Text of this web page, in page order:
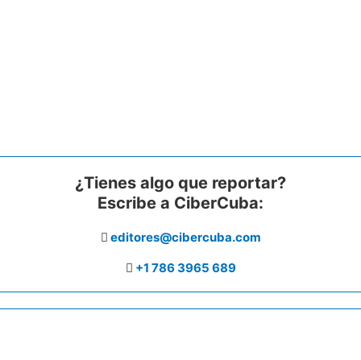
¿Tienes algo que reportar?
Escribe a CiberCuba:
editores@cibercuba.com
+1 786 3965 689